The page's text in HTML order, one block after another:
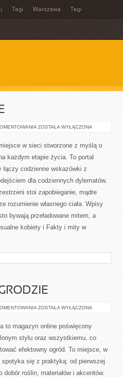
Tagi Warszawa Tagi
CHOROBY
ZOSTAŁA WYŁĄCZONA
w sieci stworzone z myślą o
każdym etapie życia. To portal
łączy codzienne wskazówki z
dla codziennych dylematów.
stoi zapobieganie, mądre
rozumienie własnego ciała. Wpisy
bywają przeładowane mitem, a
kobiety i Fakty i mity w
ROŚLINY
OGRODZIE
ZOSTAŁA WYŁĄCZONA
to magazyn online poświęcony
stylu oraz wszystkiemu, co
efektowny ogród. To miejsce, w
spotyka się z praktyką: od pierwszej
dobór roślin, materiałów i akcentów.